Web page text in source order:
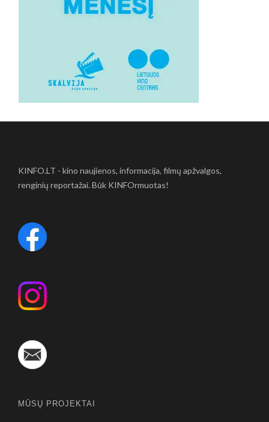
KINFO.LT - kino naujienos, informacija, filmų apžvalgos,
renginių reportažai. Būk KINFOrmuotas!
MŪSŲ PROJEKTAI